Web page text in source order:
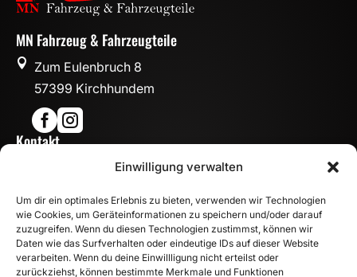
Einwilligung verwalten
Um dir ein optimales Erlebnis zu bieten, verwenden wir Technologien
wie Cookies, um Geräteinformationen zu speichern und/oder darauf
zuzugreifen. Wenn du diesen Technologien zustimmst, können wir
Daten wie das Surfverhalten oder eindeutige IDs auf dieser Website
verarbeiten. Wenn du deine Einwillligung nicht erteilst oder
zurückziehst, können bestimmte Merkmale und Funktionen
MN Fahrzeug & Fahrzeugteile

Zum Eulenbruch 8
57399 Kirchhundem

Kontakt
info@mn-fahrzeugteile.de
 WhatsApp
Öffnungszeiten
 Mo - Fr: 8:00 – 17:00 Uhr